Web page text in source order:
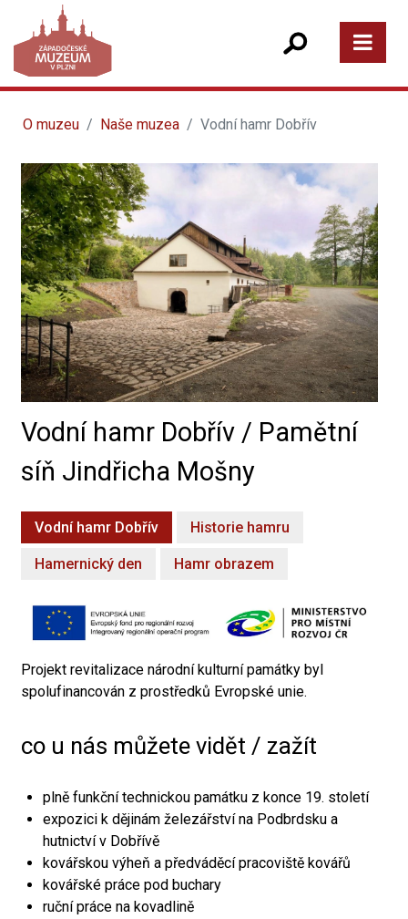
O muzeu Naše muzea Vodní hamr Dobřív
Vodní hamr Dobřív / Pamětní
síň Jindřicha Mošny
Vodní hamr Dobřív Historie hamru
Hamernický den Hamr obrazem
Projekt revitalizace národní kulturní památky byl
spolufinancován z prostředků Evropské unie.
co u nás můžete vidět / zažít
plně funkční technickou památku z konce 19. století
expozici k dějinám železářství na Podbrdsku a
hutnictví v Dobřívě
kovářskou výheň a předváděcí pracoviště kovářů
kovářské práce pod buchary
ruční práce na kovadlině